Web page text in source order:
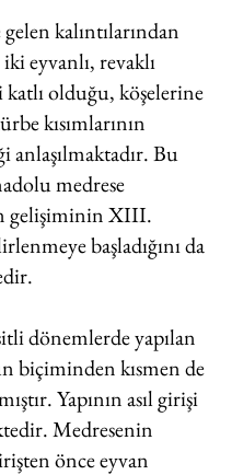
kalıntılarından
eyvanlı, revaklı
olduğu, köşelerine
kısımlarının
anlaşılmaktadır. Bu
medrese
gelişiminin XIII.
başladığını da
dönemlerde yapılan
biçiminden kısmen de
Yapının asıl girişi
Medresenin
önce eyvan